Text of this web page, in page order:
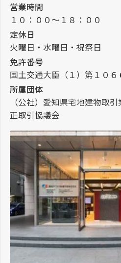
営業時間
１０：００～１８：００
定休日
火曜日・水曜日・祝祭日
免許番号
国土交通大臣（１）第１０６
所属団体
（公社）愛知県宅地建物取
正取引協議会